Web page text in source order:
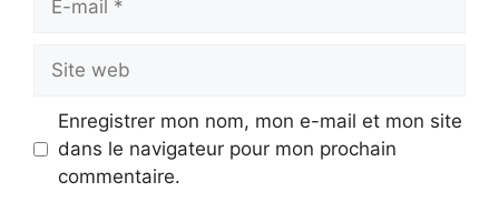
Site
web
Enregistrer mon nom, mon e-mail et mon site
dans le navigateur pour mon prochain
commentaire.